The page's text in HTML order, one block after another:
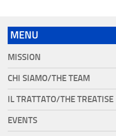
MENU
MISSION
CHI SIAMO/THE TEAM
IL TRATTATO/THE TREATISE
EVENTS